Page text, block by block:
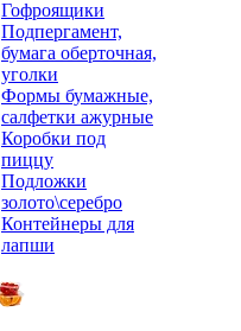
Гофроящики
Подпергамент,
бумага оберточная,
уголки
Формы бумажные,
салфетки ажурные
Коробки под
пиццу
Подложки
золото\серебро
Контейнеры для
лапши